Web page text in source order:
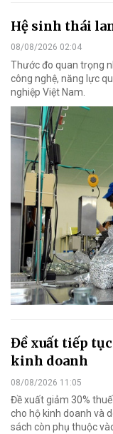
Hệ sinh thái
08/08/2026 02:04
Thước đo quan trọng
công nghệ, năng lực
nghiệp Việt Nam.
Đề xuất tiếp
kinh doanh
08/08/2026 11:05
Đề xuất giảm 30%
cho hộ kinh doanh và
sách còn phụ thuộc